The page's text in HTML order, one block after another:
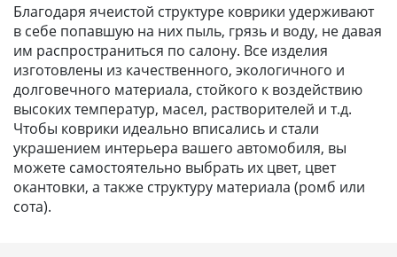
Благодаря ячеистой структуре коврики удерживают
в себе попавшую на них пыль, грязь и воду, не давая
им распространиться по салону. Все изделия
изготовлены из качественного, экологичного и
долговечного материала, стойкого к воздействию
высоких температур, масел, растворителей и т.д.
Чтобы коврики идеально вписались и стали
украшением интерьера вашего автомобиля, вы
можете самостоятельно выбрать их цвет, цвет
окантовки, а также структуру материала (ромб или
сота).